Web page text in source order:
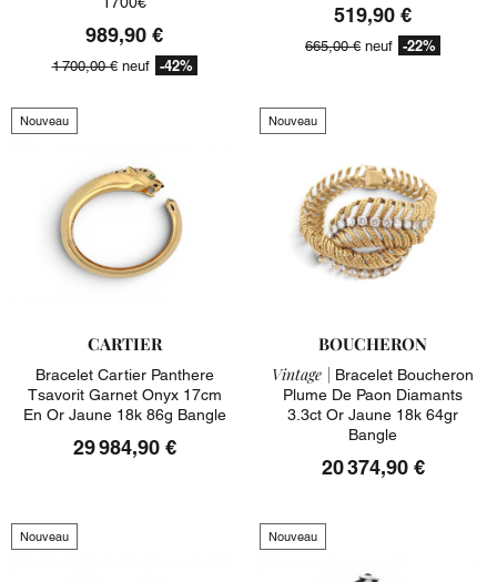
989,90 €
1 700,00 €neuf -42%
519,90 €
665,00 € neuf -22%
Nouveau
CARTIER
Bracelet Cartier Panthere
Tsavorit Garnet Onyx 17cm
En Or Jaune 18k 86g Bangle
29 984,90 €
Nouveau
BOUCHERON
Vintage | Bracelet Boucheron
Plume De Paon Diamants
3.3ct Or Jaune 18k 64gr
Bangle
20 374,90 €
Nouveau Nouveau